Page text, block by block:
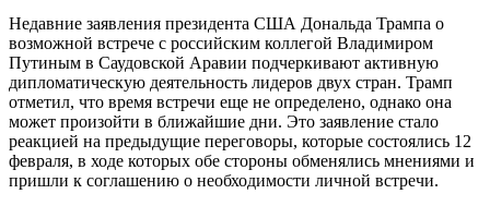
Недавние заявления президента США Дональда Трампа о
возможной встрече с российским коллегой Владимиром
Путиным в Саудовской Аравии подчеркивают активную
дипломатическую деятельность лидеров двух стран. Трамп
отметил, что время встречи еще не определено, однако она
может произойти в ближайшие дни. Это заявление стало
реакцией на предыдущие переговоры, которые состоялись 12
февраля, в ходе которых обе стороны обменялись мнениями и
пришли к соглашению о необходимости личной встречи.